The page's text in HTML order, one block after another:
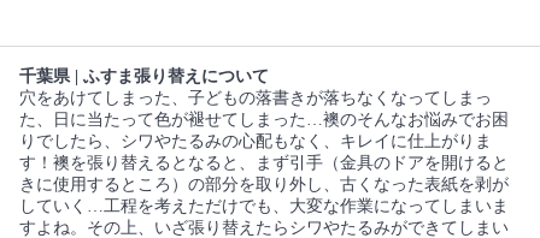
千葉県 | ふすま張り替えについて
穴をあけてしまった、子どもの落書きが落ちなくなってしまっ
た、日に当たって色が褪せてしまった…襖のそんなお悩みでお困
りでしたら、シワやたるみの心配もなく、キレイに仕上がりま
す！襖を張り替えるとなると、まず引手（金具のドアを開けると
きに使用するところ）の部分を取り外し、古くなった表紙を剥が
していく…工程を考えただけでも、大変な作業になってしまいま
すよね。その上、いざ張り替えたらシワやたるみができてしまい